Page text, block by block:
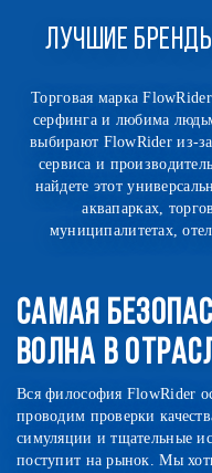
ЛУЧШИЕ БРЕНДЫ
Торговая марка
серфинга и любима
выбирают FlowRider из-
сервиса и
найдете этот
аквапарках,
муниципалитетах,
САМАЯ
ВОЛНА В
Вся философия FlowRider
проводим проверки
симуляции и тщательные
поступит на рынок. Мы